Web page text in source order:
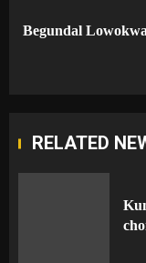
Next
Begundal
RELATED